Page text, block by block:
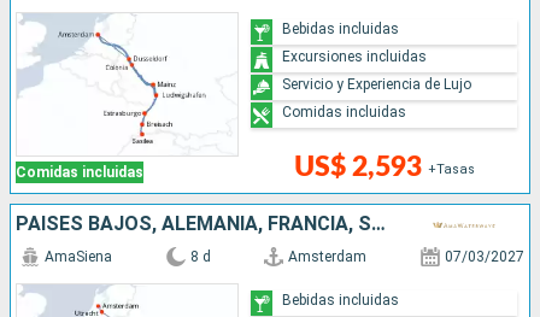
Comidas incluidas US$ 2,593 +Tasas
Bebidas incluidas
Excursiones incluidas
Servicio y Experiencia de Lujo
Comidas incluidas
PAISES BAJOS, ALEMANIA, FRANCIA, SUIZA
AmaSiena 8 d Amsterdam 07/03/2027
Bebidas incluidas